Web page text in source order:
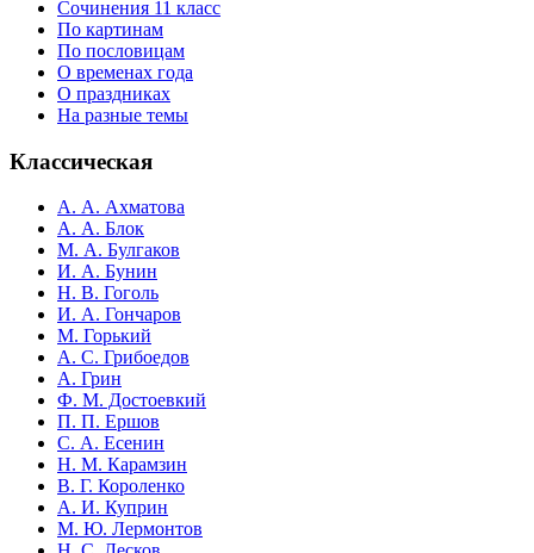
Сочинения 11 класс
По картинам
По пословицам
О временах года
О праздниках
На разные темы
Классическая
А. А. Ахматова
А. А. Блок
М. А. Булгаков
И. А. Бунин
Н. В. Гоголь
И. А. Гончаров
М. Горький
А. С. Грибоедов
А. Грин
Ф. М. Достоевкий
П. П. Ершов
С. А. Есенин
Н. М. Карамзин
В. Г. Короленко
А. И. Куприн
М. Ю. Лермонтов